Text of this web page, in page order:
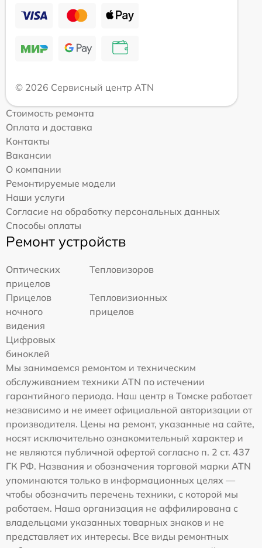
© 2026 Сервисный центр ATN
Стоимость ремонта
Оплата и доставка
Контакты
Вакансии
О компании
Ремонтируемые модели
Наши услуги
Согласие на обработку персональных данных
Способы оплаты
Ремонт устройств
Оптических
прицелов
Тепловизоров
Прицелов
ночного
видения
Тепловизионных
прицелов
Цифровых
биноклей
Мы занимаемся ремонтом и техническим
обслуживанием техники ATN по истечении
гарантийного периода. Наш центр в Томске работает
независимо и не имеет официальной авторизации от
производителя. Цены на ремонт, указанные на сайте,
носят исключительно ознакомительный характер и
не являются публичной офертой согласно п. 2 ст. 437
ГК РФ. Названия и обозначения торговой марки ATN
упоминаются только в информационных целях —
чтобы обозначить перечень техники, с которой мы
работаем. Наша организация не аффилирована с
владельцами указанных товарных знаков и не
представляет их интересы. Все виды ремонтных